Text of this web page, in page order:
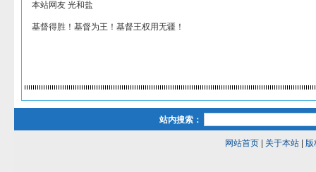
本站网友 光和盐
基督得胜！基督为王！基督王权用无疆！
站内搜索：
网站首页| 关于本站| 版